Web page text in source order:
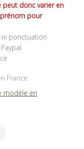
peut donc varier en
pour
ponctuation
France
modèle en